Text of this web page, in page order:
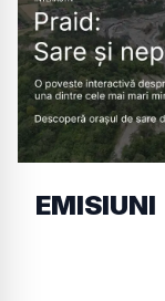
EMISIUNI